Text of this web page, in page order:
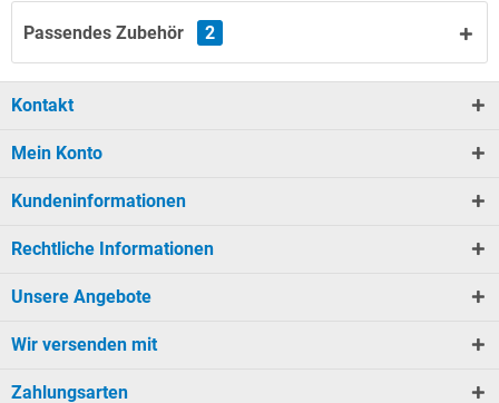
Passendes Zubehör 2
Kontakt
Mein Konto
Kundeninformationen
Rechtliche Informationen
Unsere Angebote
Wir versenden mit
Zahlungsarten